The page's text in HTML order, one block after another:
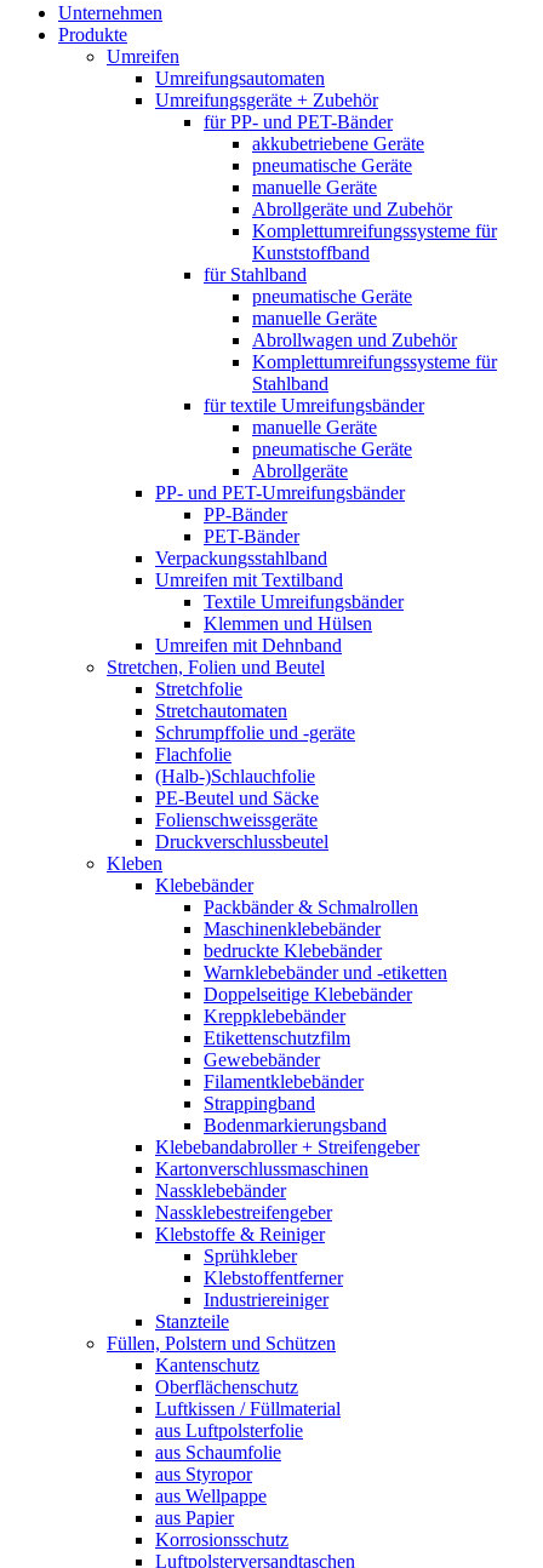
Unternehmen
Produkte
Umreifen
Umreifungsautomaten
Umreifungsgeräte + Zubehör
für PP- und PET-Bänder
akkubetriebene Geräte
pneumatische Geräte
manuelle Geräte
Abrollgeräte und Zubehör
Komplett­umreifungs­systeme für
Kunststoffband
für Stahlband
pneumatische Geräte
manuelle Geräte
Abrollwagen und Zubehör
Komplett­umreifungs­systeme für
Stahlband
für textile Umreifungsbänder
manuelle Geräte
pneumatische Geräte
Abrollgeräte
PP- und PET-Umreifungsbänder
PP-Bänder
PET-Bänder
Verpackungsstahlband
Umreifen mit Textilband
Textile Umreifungsbänder
Klemmen und Hülsen
Umreifen mit Dehnband
Stretchen, Folien und Beutel
Stretchfolie
Stretchautomaten
Schrumpffolie und -geräte
Flachfolie
(Halb-)Schlauchfolie
PE-Beutel und Säcke
Folienschweissgeräte
Druckverschlussbeutel
Kleben
Klebebänder
Packbänder & Schmalrollen
Maschinenklebebänder
bedruckte Klebebänder
Warnklebebänder und -etiketten
Doppelseitige Klebebänder
Kreppklebebänder
Etikettenschutzfilm
Gewebebänder
Filamentklebebänder
Strappingband
Bodenmarkierungsband
Klebebandabroller + Streifengeber
Kartonverschlussmaschinen
Nassklebebänder
Nassklebestreifengeber
Klebstoffe & Reiniger
Sprühkleber
Klebstoffentferner
Industriereiniger
Stanzteile
Füllen, Polstern und Schützen
Kantenschutz
Oberflächenschutz
Luftkissen / Füllmaterial
aus Luftpolsterfolie
aus Schaumfolie
aus Styropor
aus Wellpappe
aus Papier
Korrosionsschutz
Luftpolsterversandtaschen